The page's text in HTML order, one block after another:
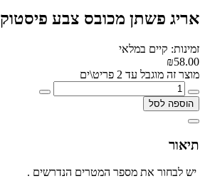
אריג פשתן מכובס צבע פיסטוק
זמינות: קיים במלאי
₪58.00
מוצר זה מוגבל עד 2 פריט\ים
הוספה לסל
תיאור
יש לבחור את מספר המטרים הנדרשים .